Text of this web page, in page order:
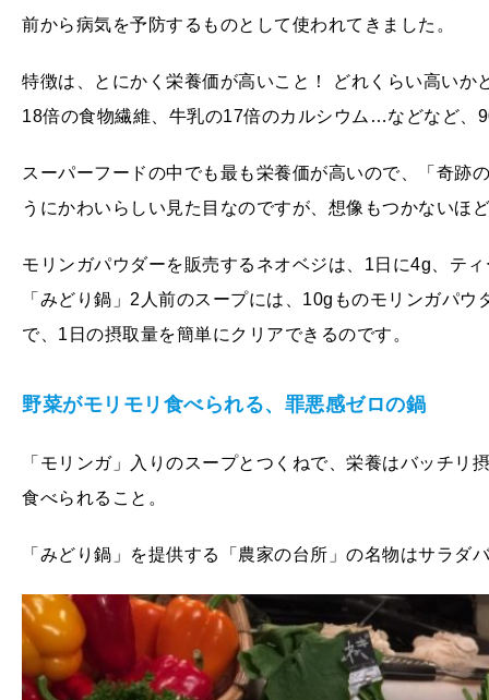
前から病気を予防するものとして使われてきました。
特徴は、とにかく栄養価が高いこと！ どれくらい高い
18倍の食物繊維、牛乳の17倍のカルシウム…などなど、
スーパーフードの中でも最も栄養価が高いので、「奇跡
うにかわいらしい見た目なのですが、想像もつかないほ
モリンガパウダーを販売するネオベジは、1日に4g、テ
「みどり鍋」2人前のスープには、10gものモリンガパ
で、1日の摂取量を簡単にクリアできるのです。
野菜がモリモリ食べられる、罪悪感ゼロの鍋
「モリンガ」入りのスープとつくねで、栄養はバッチ
食べられること。
「みどり鍋」を提供する「農家の台所」の名物はサラダ